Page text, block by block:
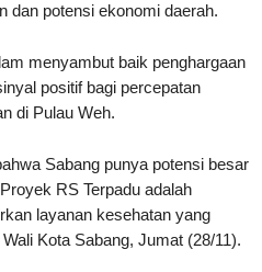
dan potensi ekonomi daerah.
menyambut baik penghargaan
positif bagi percepatan
di Pulau Weh.
Sabang punya potensi besar
RS Terpadu adalah
layanan kesehatan yang
Kota Sabang, Jumat (28/11).